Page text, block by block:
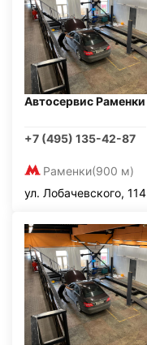
Автосервис Раменки
+7 (495) 135-42-87
Раменки(900 м)
ул. Лобачевского, 114